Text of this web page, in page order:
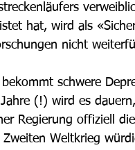
hat, wird als
nicht
schwere
(!) wird es
Regierung offiziell
Weltkrieg